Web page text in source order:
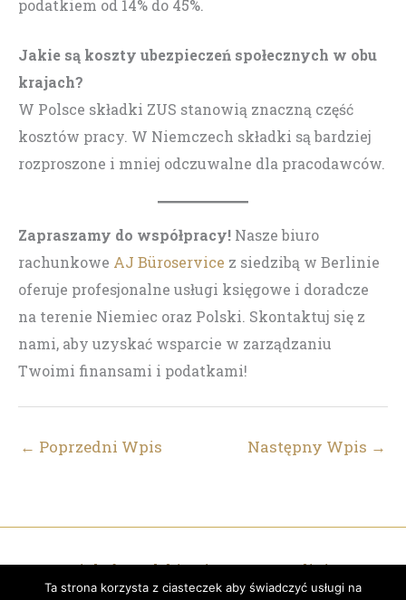
podatkiem od 14% do 45%.
Jakie są koszty ubezpieczeń społecznych w obu
krajach?
W Polsce składki ZUS stanowią znaczną część
kosztów pracy. W Niemczech składki są bardziej
rozproszone i mniej odczuwalne dla pracodawców.
Zapraszamy do współpracy! Nasze biuro
rachunkowe AJ Büroservice z siedzibą w Berlinie
oferuje profesjonalne usługi księgowe i doradcze
na terenie Niemiec oraz Polski. Skontaktuj się z
nami, aby uzyskać wsparcie w zarządzaniu
Twoimi finansami i podatkami!
← Poprzedni Wpis Następny Wpis →
Copyright byPolski Księgowy w Berlinie - AJ
Büroservice© 2026
Ta strona korzysta z ciasteczek aby świadczyć usługi na